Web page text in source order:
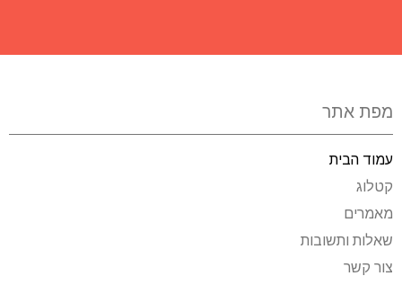
מפת אתר
עמוד הבית
קטלוג
מאמרים
שאלות ותשובות
צור קשר